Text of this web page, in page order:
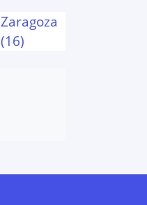
Zaragoza
(16)